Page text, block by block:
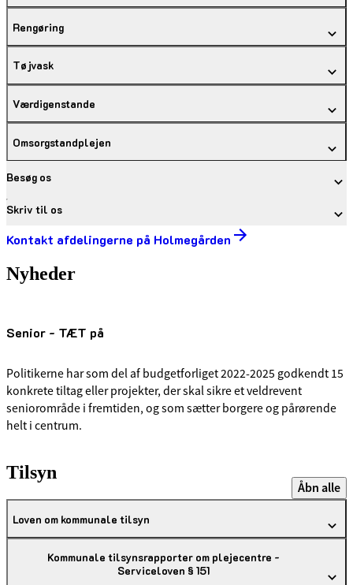
Rengøring
Tøjvask
Værdigenstande
Omsorgstandplejen
Besøg os
Skriv til os
Kontakt afdelingerne på Holmegården
Nyheder
Senior - TÆT på
Politikerne har som del af budgetforliget 2022-2025 godkendt 15
konkrete tiltag eller projekter, der skal sikre et veldrevent
seniorområde i fremtiden, og som sætter borgere og pårørende
helt i centrum.
Tilsyn
Åbn alle
Loven om kommunale tilsyn
Kommunale tilsynsrapporter om plejecentre -
Serviceloven § 151